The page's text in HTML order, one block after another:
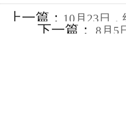
上一篇： 10月23日
员资格考
下一篇： 8月5